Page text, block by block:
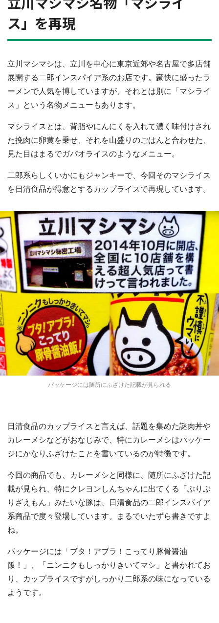
ス」を再現
立川マシマシは、立川を中心に東京近郊や名古屋で多店舗
展開する二郎インスパイア系のお店です。豪快に盛ったラ
ーメンで人気を博していますが、それとは別に「マシライ
ス」という名物メニューもあります。
マシライスとは、背脂やにんにくを入れて濃く味付けされ
た挽肉に卵黄を乗せ、それを山盛りのごはんと合わせた、
見た目はまるでガパオライスのようなメニュー。
二郎系らしくいかにもジャンキーで、今回そのマシライス
を日清食品が得意とするカップライスで再現しています。
パッケージには随所にふざけた記載が見られる
日清食品のカップライスと言えば、話題を集めた謎肉丼や
カレーメシなどがおなじみで、特にカレーメシはパッケー
ジにかなりふざけたことを書いているのが特徴です。
今回の商品でも、カレーメシと同様に、随所にふざけた記
載が見られ、特にクレヨンしんちゃんに出てくる「ぶりぶ
りざえもん」みたいな豚は、日清食品の二郎インスパイア
系商品で度々登場しています。まるでいたずら書きですよ
ね。
パッケージには「ブタ！アブラ！こってり豚骨醤油
飯！」、「ニンニクもしっかりきいてマシ」と書かれてお
り、カップライスですがしっかり二郎系の味になっている
ようです。